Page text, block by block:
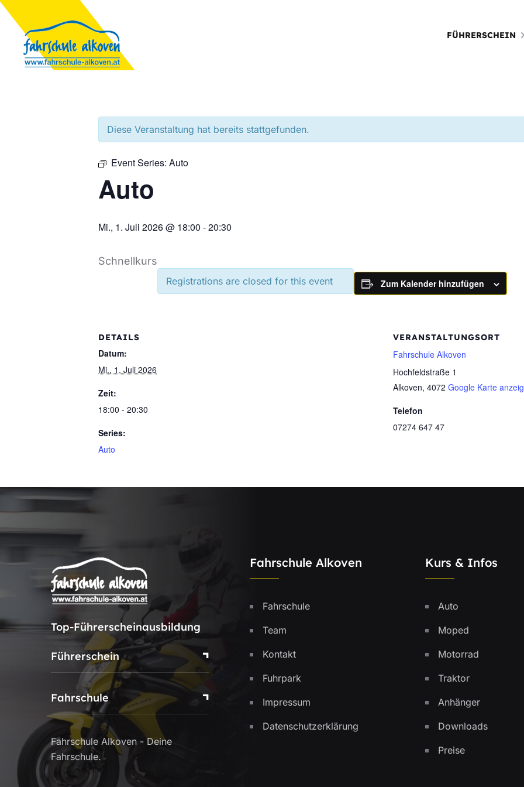
FÜHRERSCHEIN
Diese Veranstaltung hat bereits stattgefunden.
Event Series: Auto
Auto
Mi., 1. Juli 2026 @ 18:00 -20:30
Schnellkurs
Registrations are closed for this event Zum Kalender hinzufügen
DETAILS
Datum:
Mi., 1. Juli 2026
Zeit:
18:00 - 20:30
Series:
Auto
VERANSTALTUNGSORT
Fahrschule Alkoven
Hochfeldstraße 1
Alkoven, 4072 Google Karte
Telefon
07274 647 47
Top-Führerscheinausbildung
Führerschein
Fahrschule
Fahrschule Alkoven - Deine
Fahrschule.
Fahrschule Alkoven
Fahrschule
Team
Kontakt
Fuhrpark
Impressum
Datenschutzerklärung
Kurs & Infos
Auto
Moped
Motorrad
Traktor
Anhänger
Downloads
Preise